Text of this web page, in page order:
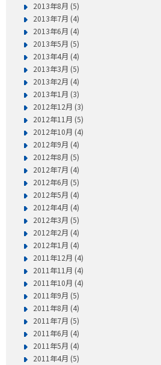
2013年8月 (5)
2013年7月 (4)
2013年6月 (4)
2013年5月 (5)
2013年4月 (4)
2013年3月 (5)
2013年2月 (4)
2013年1月 (3)
2012年12月 (3)
2012年11月 (5)
2012年10月 (4)
2012年9月 (4)
2012年8月 (5)
2012年7月 (4)
2012年6月 (5)
2012年5月 (4)
2012年4月 (4)
2012年3月 (5)
2012年2月 (4)
2012年1月 (4)
2011年12月 (4)
2011年11月 (4)
2011年10月 (4)
2011年9月 (5)
2011年8月 (4)
2011年7月 (5)
2011年6月 (4)
2011年5月 (4)
2011年4月 (5)